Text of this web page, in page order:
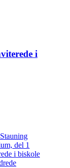
i
del 1
i biskole